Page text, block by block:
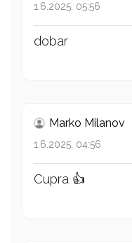
1.6.2025. 05:56
dobar
Marko Milanov
1.6.2025. 04:56
Cupra 👍